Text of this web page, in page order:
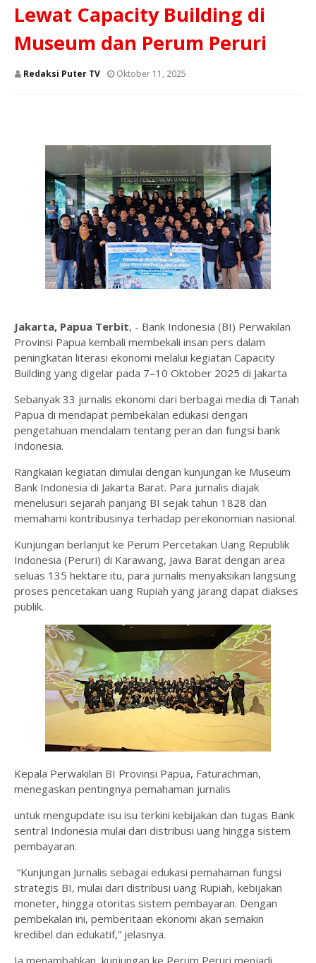
Lewat Capacity Building di
Museum dan Perum Peruri
Redaksi Puter TV Oktober 11, 2025
Jakarta, Papua Terbit, - Bank Indonesia (BI) Perwakilan
Provinsi Papua kembali membekali insan pers dalam
peningkatan literasi ekonomi melalui kegiatan Capacity
Building yang digelar pada 7–10 Oktober 2025 di Jakarta
Sebanyak 33 jurnalis ekonomi dari berbagai media di Tanah
Papua di mendapat pembekalan edukasi dengan
pengetahuan mendalam tentang peran dan fungsi bank
Indonesia.
Rangkaian kegiatan dimulai dengan kunjungan ke Museum
Bank Indonesia di Jakarta Barat. Para jurnalis diajak
menelusuri sejarah panjang BI sejak tahun 1828 dan
memahami kontribusinya terhadap perekonomian nasional.
Kunjungan berlanjut ke Perum Percetakan Uang Republik
Indonesia (Peruri) di Karawang, Jawa Barat dengan area
seluas 135 hektare itu, para jurnalis menyaksikan langsung
proses pencetakan uang Rupiah yang jarang dapat diakses
publik.
Kepala Perwakilan BI Provinsi Papua, Faturachman,
menegaskan pentingnya pemahaman jurnalis
untuk mengupdate isu isu terkini kebijakan dan tugas Bank
sentral Indonesia mulai dari distribusi uang hingga sistem
pembayaran.
“Kunjungan Jurnalis sebagai edukasi pemahaman fungsi
strategis BI, mulai dari distribusi uang Rupiah, kebijakan
moneter, hingga otoritas sistem pembayaran. Dengan
pembekalan ini, pemberitaan ekonomi akan semakin
kredibel dan edukatif,” jelasnya.
Ia menambahkan, kunjungan ke Perum Peruri menjadi